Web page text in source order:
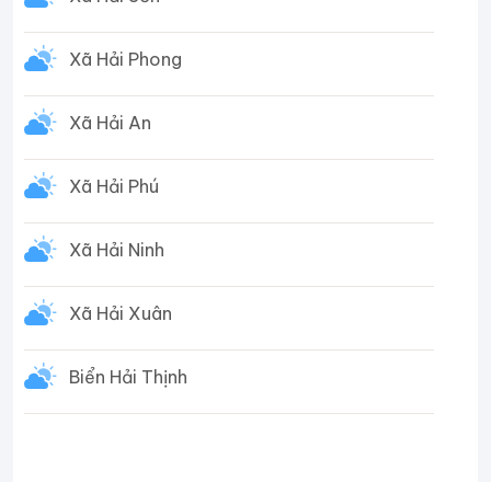
Xã Hải Phong
Xã Hải An
Xã Hải Phú
Xã Hải Ninh
Xã Hải Xuân
Biển Hải Thịnh